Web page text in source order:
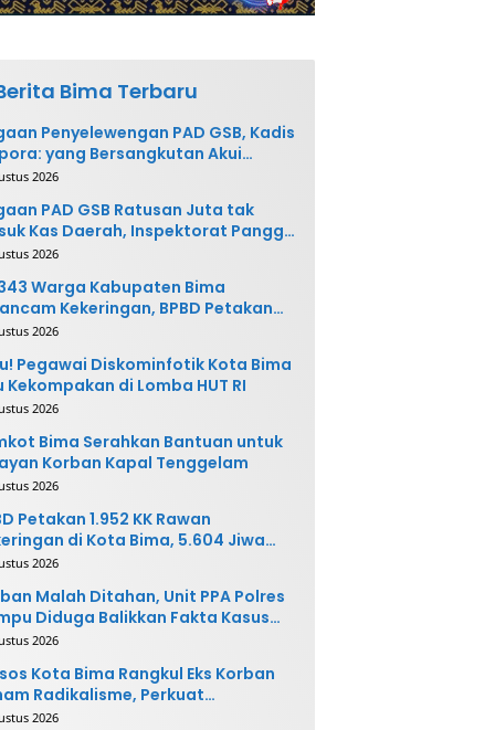
Bima Terbaru
Penyelewengan PAD GSB, Kadis
yang Bersangkutan Akui
dan Siap
2026
PAD GSB Ratusan Juta tak
Kas Daerah, Inspektorat Panggil
Terkait
2026
Warga Kabupaten Bima
Kekeringan, BPBD Petakan
Rawan
2026
Pegawai Diskominfotik Kota Bima
Kekompakan di Lomba HUT RI
2026
Bima Serahkan Bantuan untuk
Korban Kapal Tenggelam
2026
Petakan 1.952 KK Rawan
di Kota Bima, 5.604 Jiwa
Terdampak
2026
Malah Ditahan, Unit PPA Polres
Diduga Balikkan Fakta Kasus
2026
Kota Bima Rangkul Eks Korban
Radikalisme, Perkuat
Sosial
2026